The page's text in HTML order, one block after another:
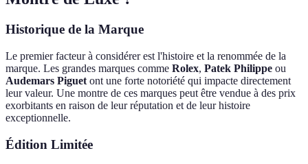
Historique de la Marque
Le premier facteur à considérer est l'histoire et la renommée de la
marque. Les grandes marques comme Rolex, Patek Philippe ou
Audemars Piguet ont une forte notoriété qui impacte directement
leur valeur. Une montre de ces marques peut être vendue à des prix
exorbitants en raison de leur réputation et de leur histoire
exceptionnelle.
Édition Limitée